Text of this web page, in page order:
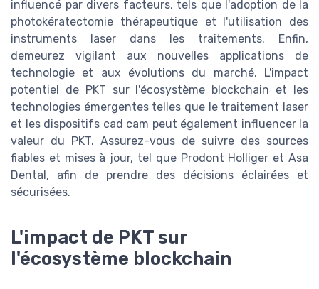
influencé par divers facteurs, tels que l'adoption de la
photokératectomie thérapeutique et l'utilisation des
instruments laser dans les traitements. Enfin,
demeurez vigilant aux nouvelles applications de
technologie et aux évolutions du marché. L'impact
potentiel de PKT sur l'écosystème blockchain et les
technologies émergentes telles que le traitement laser
et les dispositifs cad cam peut également influencer la
valeur du PKT. Assurez-vous de suivre des sources
fiables et mises à jour, tel que Prodont Holliger et Asa
Dental, afin de prendre des décisions éclairées et
sécurisées.
L'impact de PKT sur
l'écosystème blockchain